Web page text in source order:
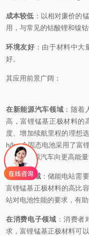
成本较低 ：以相对廉价的
用，与常见的钴酸锂和镍
环境友好 ：由于材料中
好。
其应用前景广阔：
在新能源汽车领域 ：随
高，富锂锰基正极材料的
度、增加续航里程的理想
h/kg 全固态电池采用了富
推动新能源汽车向更高能
在储能领域：储能电站需
富锂锰基正极材料的高比
站对电池性能的要求，有
在消费电子领域 ：消费
求，富锂锰基正极材料可